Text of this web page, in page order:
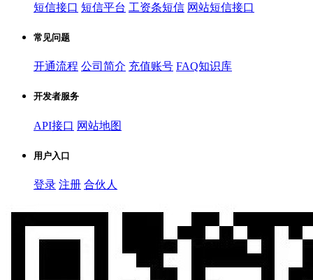
短信接口 短信平台 工资条短信 网站短信接口
常见问题
开通流程 公司简介 充值账号 FAQ知识库
开发者服务
API接口 网站地图
用户入口
登录 注册 合伙人